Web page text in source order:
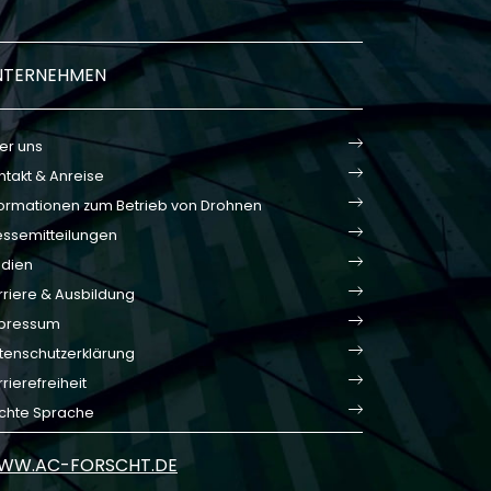
uns
& Anreise
zum Betrieb von Drohnen
& Ausbildung
Sprache
FORSCHT.DE